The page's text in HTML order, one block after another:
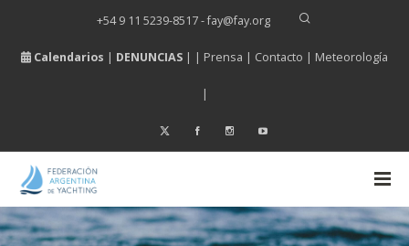
+54 9 11 5239-8517 - fay@fay.org
Calendarios | DENUNCIAS | | Prensa | Contacto | Meteorología
|